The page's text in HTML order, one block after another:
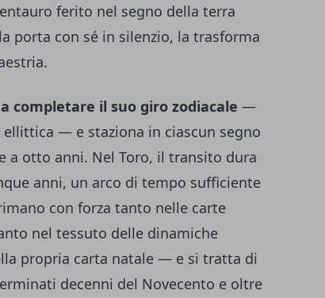
ferito nel segno della terra
porta con sé in silenzio, la trasforma
completare il suo giro zodiacale —
— e staziona in ciascun segno
a otto anni. Nel Toro, il transito dura
anni, un arco di tempo sufficiente
con forza tanto nelle carte
nel tessuto delle dinamiche
propria carta natale — e si tratta di
decenni del Novecento e oltre